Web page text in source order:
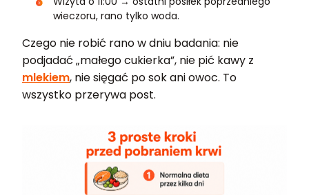
wieczoru, rano tylko woda.
Czego nie robić rano w dniu badania: nie
podjadać „małego cukierka”, nie pić kawy z
mlekiem, nie sięgać po sok ani owoc. To
wszystko przerywa post.